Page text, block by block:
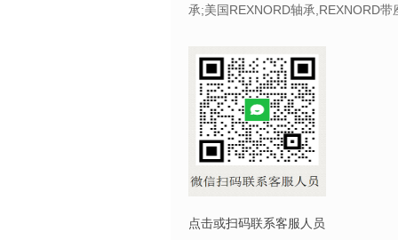
承;美国REXNORD轴承,REXNORD带
点击或扫码联系客服人员